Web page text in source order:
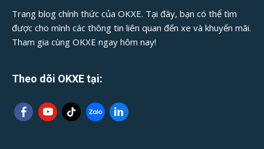
Trang blog chính thức của OKXE. Tại đây, bạn có thể tìm
được cho mình các thông tin liên quan đến xe và khuyến mãi.
Tham gia cùng OKXE ngay hôm nay!
Theo dõi OKXE tại: